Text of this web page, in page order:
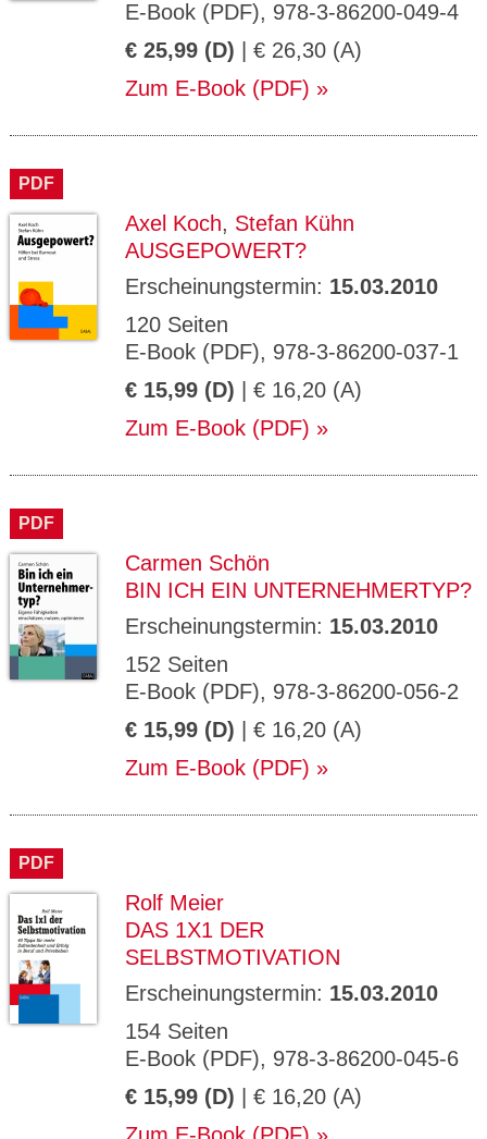
E-Book (PDF), 978-3-86200-049-4
€ 25,99 (D) | € 26,30 (A)
Zum E-Book (PDF)
PDF
Axel Koch, Stefan Kühn
AUSGEPOWERT?
Erscheinungstermin: 15.03.2010
120 Seiten
E-Book (PDF), 978-3-86200-037-1
€ 15,99 (D) | € 16,20 (A)
Zum E-Book (PDF)
PDF
Carmen Schön
BIN ICH EIN UNTERNEHMERTYP?
Erscheinungstermin: 15.03.2010
152 Seiten
E-Book (PDF), 978-3-86200-056-2
€ 15,99 (D) | € 16,20 (A)
Zum E-Book (PDF)
PDF
Rolf Meier
DAS 1X1 DER
SELBSTMOTIVATION
Erscheinungstermin: 15.03.2010
154 Seiten
E-Book (PDF), 978-3-86200-045-6
€ 15,99 (D) | € 16,20 (A)